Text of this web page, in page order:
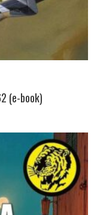
(e-book)